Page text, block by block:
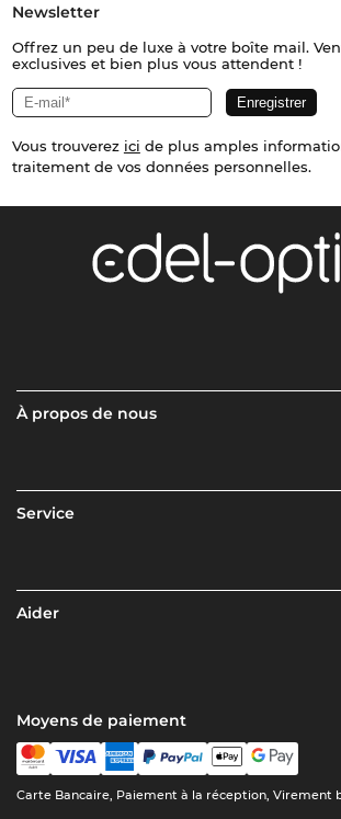
Newsletter
Offrez un peu de luxe à votre boîte mail.
exclusives et bien plus vous attendent !
Vous trouverez ici de plus amples
traitement de vos données personnelles.
À propos de nous
Service
Aider
Moyens de paiement
Carte Bancaire, Paiement à la réception, Virement